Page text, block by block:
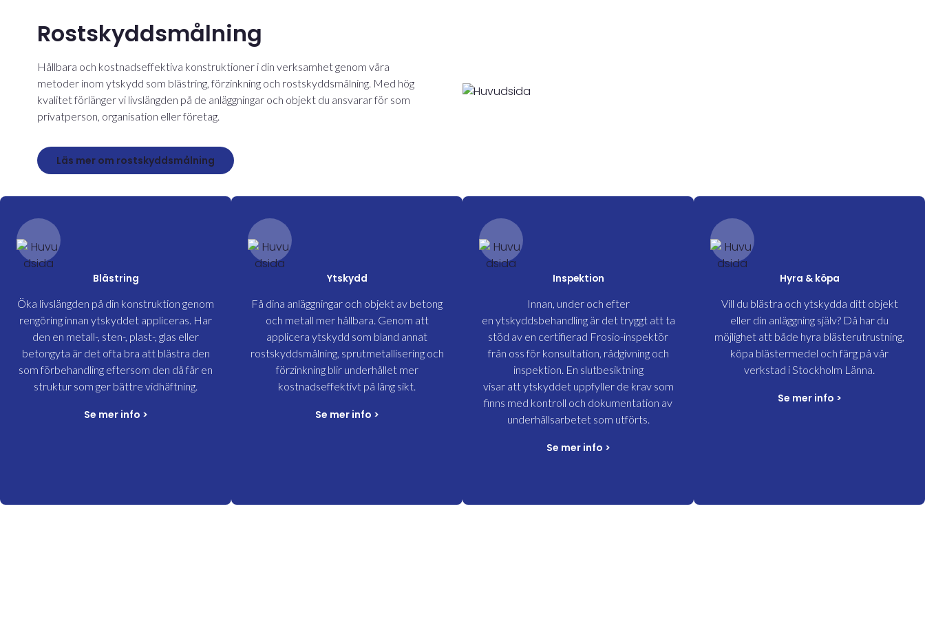
Rostskyddsmålning
Hållbara och kostnadseffektiva konstruktioner i din verksamhet genom våra
metoder inom ytskydd som blästring, förzinkning och rostskyddsmålning. Med hög
kvalitet förlänger vi livslängden på de anläggningar och objekt du ansvarar för som
privatperson, organisation eller företag.
Läs mer om rostskyddsmålning
Blästring
Öka livslängden på din konstruktion genom
rengöring innan ytskyddet appliceras. Har
den en metall-, sten-, plast-, glas eller
betongyta är det ofta bra att blästra den
som förbehandling eftersom den då får en
struktur som ger bättre vidhäftning.
Se mer info >
Ytskydd
Få dina anläggningar och objekt av betong
och metall mer hållbara. Genom att
applicera ytskydd som bland annat
rostskyddsmålning, sprutmetallisering och
förzinkning blir underhållet mer
kostnadseffektivt på lång sikt.
Se mer info >
Inspektion
Innan, under och efter
en ytskyddsbehandling är det tryggt att ta
stöd av en certifierad Frosio-inspektör
från oss för konsultation, rådgivning och
inspektion. En slutbesiktning
visar att ytskyddet uppfyller de krav som
finns med kontroll och dokumentation av
underhållsarbetet som utförts.
Se mer info >
Hyra & köpa
Vill du blästra och ytskydda ditt objekt
eller din anläggning själv? Då har du
möjlighet att både hyra blästerutrustning,
köpa blästermedel och färg på vår
verkstad i Stockholm Länna.
Se mer info >